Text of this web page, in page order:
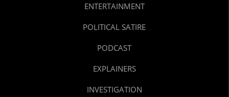
ENTERTAINMENT
POLITICAL SATIRE
PODCAST
EXPLAINERS
INVESTIGATION